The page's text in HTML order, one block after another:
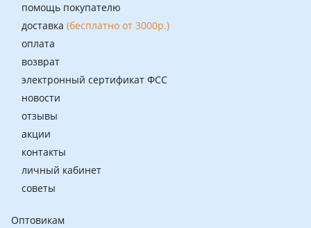
помощь покупателю
доставка (бесплатно от 3000р.)
оплата
возврат
электронный сертификат ФСС
новости
отзывы
акции
контакты
личный кабинет
советы
Оптовикам